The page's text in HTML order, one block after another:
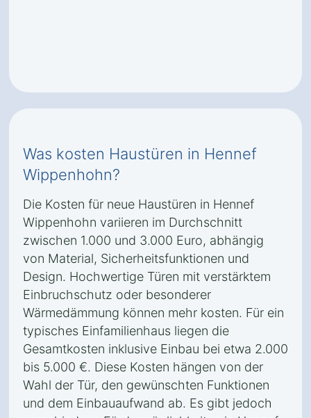
Was kosten Haustüren in Hennef
Wippenhohn?
Die Kosten für neue Haustüren in Hennef
Wippenhohn variieren im Durchschnitt
zwischen 1.000 und 3.000 Euro, abhängig
von Material, Sicherheitsfunktionen und
Design. Hochwertige Türen mit verstärktem
Einbruchschutz oder besonderer
Wärmedämmung können mehr kosten. Für ein
typisches Einfamilienhaus liegen die
Gesamtkosten inklusive Einbau bei etwa 2.000
bis 5.000 €. Diese Kosten hängen von der
Wahl der Tür, den gewünschten Funktionen
und dem Einbauaufwand ab. Es gibt jedoch